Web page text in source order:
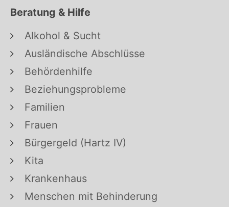
Beratung & Hilfe
Alkohol & Sucht
Ausländische Abschlüsse
Behördenhilfe
Beziehungsprobleme
Familien
Frauen
Bürgergeld (Hartz IV)
Kita
Krankenhaus
Menschen mit Behinderung